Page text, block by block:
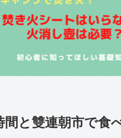
と雙連朝市で食